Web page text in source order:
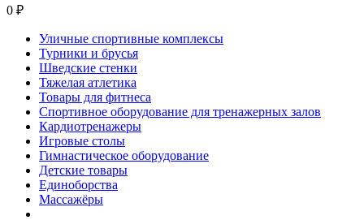
0 ₽
Уличные спортивные комплексы
Турники и брусья
Шведские стенки
Тяжелая атлетика
Товары для фитнеса
Спортивное оборудование для тренажерных залов
Кардиотренажеры
Игровые столы
Гимнастическое оборудование
Детские товары
Единоборства
Массажёры